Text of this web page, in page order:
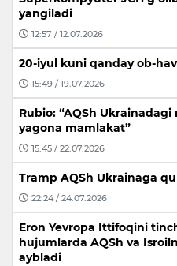
yangiladi
12:57 / 12.07.2026
20-iyul kuni qanday ob-
15:49 / 19.07.2026
Rubio: “AQSh
yagona mamlakat”
15:45 / 22.07.2026
Tramp AQSh Ukrainaga
22:24 / 24.07.2026
Eron Yevropa Ittifoqini
hujumlarda AQSh va
aybladi